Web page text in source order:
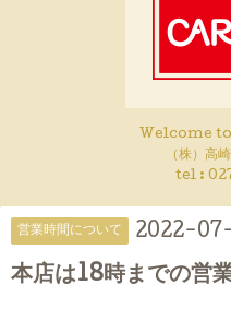
Welcome
（株）高
tel :
営業時間について 2022-
本店は18時までの営